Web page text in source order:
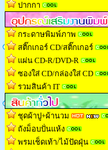
ปากกา
กระดาษพิมพ์ภาพ
สติ๊กเกอร์ CD/สติ๊กเกอร์
แผ่น CD-R/DVD-R
ซองใส่ CD/กล่องใส่ CD
รวมสินค้า IT
ชุดผ้าปู+ผ้านวม
ถังม็อบปั่นแห้ง
พรมเช็ดเท้า/ไม้ปัดฝุ่น